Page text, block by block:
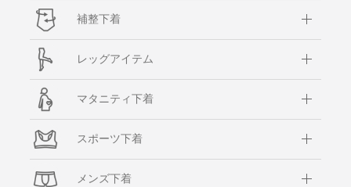
補整下着
レッグアイテム
マタニティ下着
スポーツ下着
メンズ下着